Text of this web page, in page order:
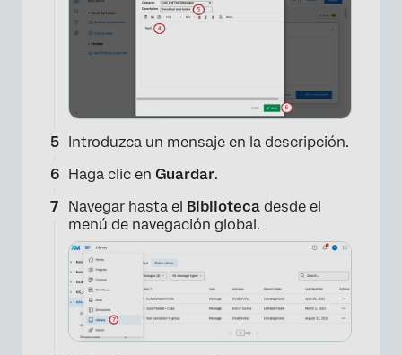
Introduzca un mensaje en la descripción.
Haga clic en Guardar.
Navegar hasta el Biblioteca desde el
menú de navegación global.